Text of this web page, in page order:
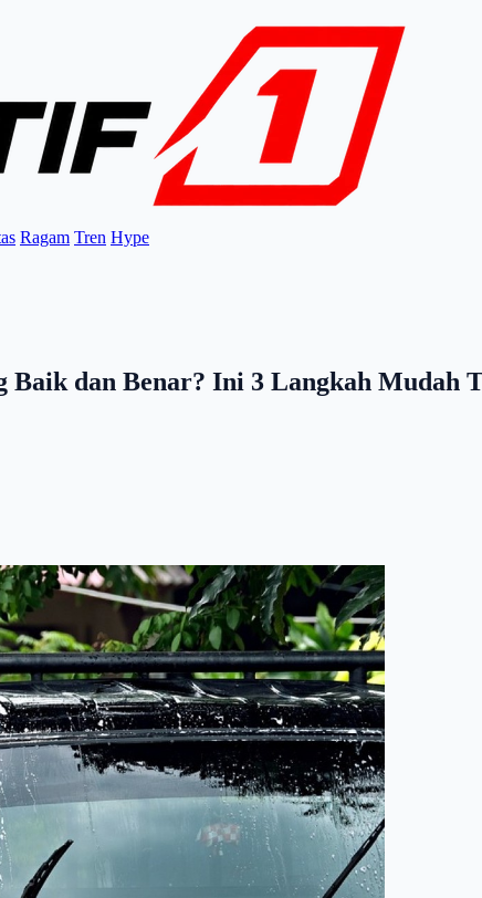
Ragam Tren Hype
Baik dan Benar? Ini 3 Langkah